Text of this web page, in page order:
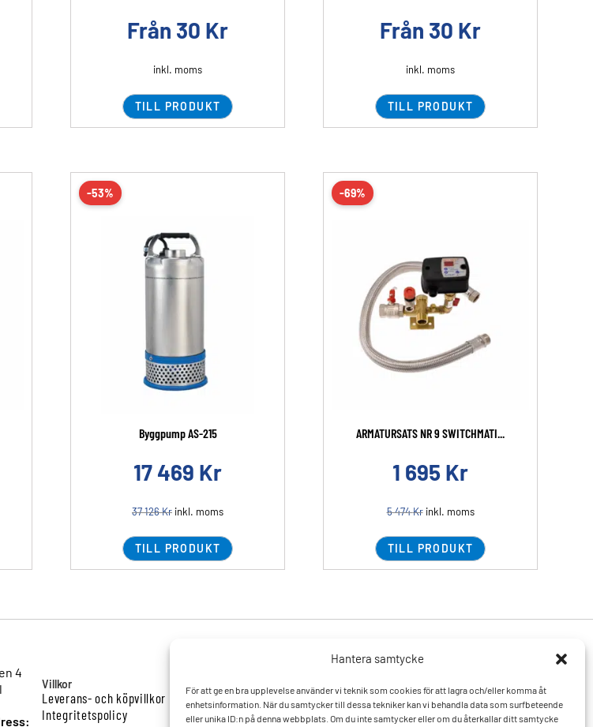
Hantera samtycke
För att ge en bra upplevelse använder vi teknik som cookies för att lagra och/eller komma åt
enhetsinformation. När du samtycker till dessa tekniker kan vi behandla data som surfbeteende
eller unika ID:n på denna webbplats. Om du inte samtycker eller om du återkallar ditt samtycke
Från 30 Kr
inkl. moms
TILL PRODUKT
Från 30 Kr
inkl. moms
TILL PRODUKT
-53%
Byggpump AS-215
17 469 Kr
37 126Kr inkl. moms
TILL PRODUKT
-69%
ARMATURSATS NR 9 SWITCHMATI...
1 695 Kr
5 474Krinkl. moms
TILL PRODUKT
4
Villkor
Leverans- och köpvillkor
Integritetspolicy
Produkter
Varumärken
Mitt konto
Resurser
Vanliga frågor och svar
Kontakta oss